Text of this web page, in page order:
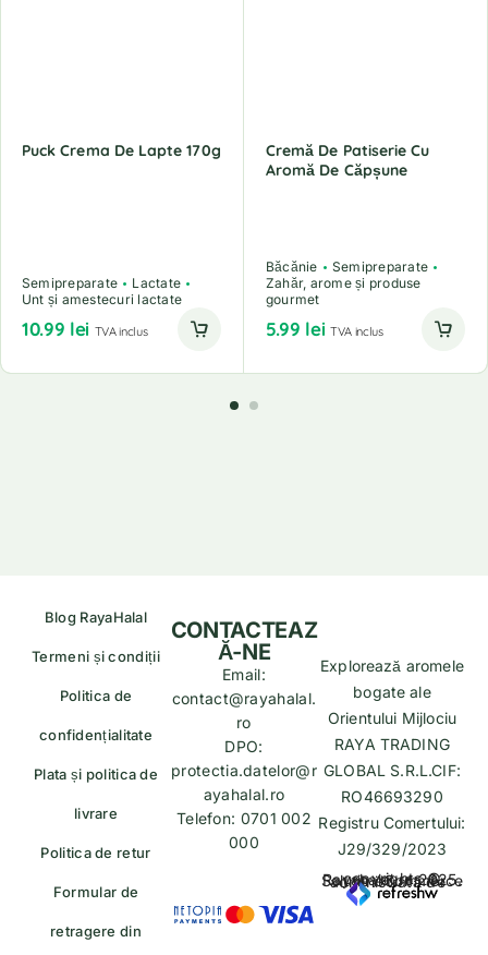
Puck Crema De Lapte 170g
Semipreparate
Lactate
Unt și amestecuri lactate
10.99 lei TVA inclus
Cremă De Patiserie Cu
Aromă De Căpșune
Băcănie
Semipreparate
Zahăr, arome și produse
gourmet
5.99 lei TVA inclus
Blog RayaHalal
Termeni și condiții
Politica de
confidențialitate
Plata și politica de
livrare
Politica de retur
Formular de
retragere din
Explorează aromele
bogate ale
Orientului Mijlociu
RAYA TRADING
GLOBAL S.R.L.CIF:
RO46693290
Registru Comertului:
J29/329/2023
copyrights © Rayahalal.ro 2025. Soluție eCommerce administrată de
CONTACTEAZ
Ă-NE
Email:
contact@rayahalal.
ro
DPO:
protectia.datelor@r
ayahalal.ro
Telefon: 0701 002
000